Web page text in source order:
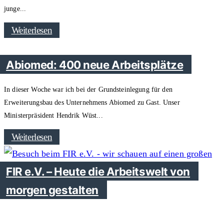
junge
Weiterlesen
Abiomed: 400 neue Arbeitsplätze
In dieser Woche war ich bei der Grundsteinlegung für den
Erweiterungsbau des Unternehmens Abiomed zu Gast. Unser
Ministerpräsident Hendrik Wüst
Weiterlesen
FIR e.V. – Heute die Arbeitswelt von
morgen gestalten